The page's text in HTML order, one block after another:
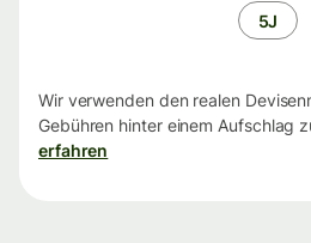
5J
Wir verwenden den realen
Gebühren hinter einem Aufschlag
erfahren